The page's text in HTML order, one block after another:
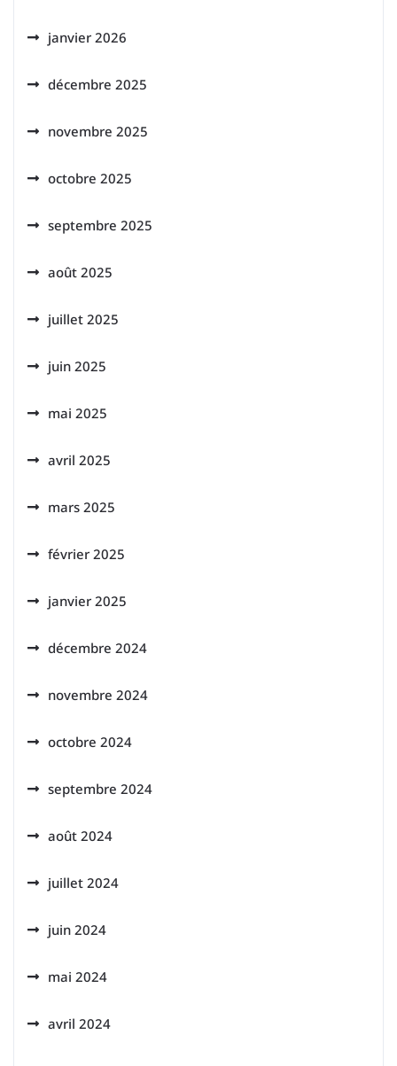
janvier 2026
décembre 2025
novembre 2025
octobre 2025
septembre 2025
août 2025
juillet 2025
juin 2025
mai 2025
avril 2025
mars 2025
février 2025
janvier 2025
décembre 2024
novembre 2024
octobre 2024
septembre 2024
août 2024
juillet 2024
juin 2024
mai 2024
avril 2024